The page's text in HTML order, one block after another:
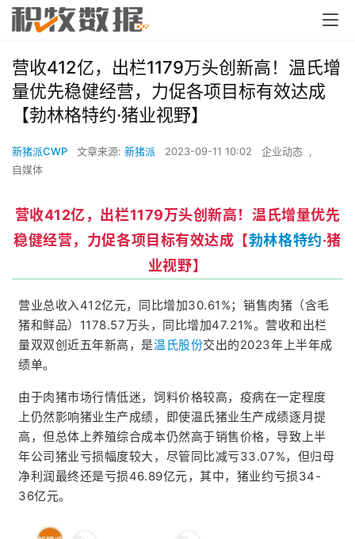
营收412亿，出栏1179万头创新高！温氏增
量优先稳健经营，力促各项目标有效达成
【勃林格特约·猪业视野】
新猪派CWP 文章来源: 新猪派 2023-09-11 10:02 企业动态
,
自媒体
营收412亿，出栏1179万头创新高！温氏增量优先
稳健经营，力促各项目标有效达成【勃林格特约·猪
业视野】
营业总收入412亿元，同比增加30.61%；销售肉猪（含毛
猪和鲜品）1178.57万头，同比增加47.21%。营收和出栏
量双双创近五年新高，是温氏股份交出的2023年上半年成
绩单。
由于肉猪市场行情低迷，饲料价格较高，疫病在一定程度
上仍然影响猪业生产成绩，即使温氏猪业生产成绩逐月提
高，但总体上养殖综合成本仍然高于销售价格，导致上半
年公司猪业亏损幅度较大，尽管同比减亏33.07%，但归母
净利润最终还是亏损46.89亿元，其中，猪业约亏损34-
36亿元。